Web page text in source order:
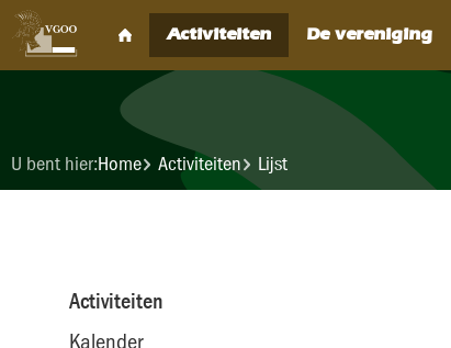
U bent hier:Home Activiteiten Lijst
Activiteiten
Kalender